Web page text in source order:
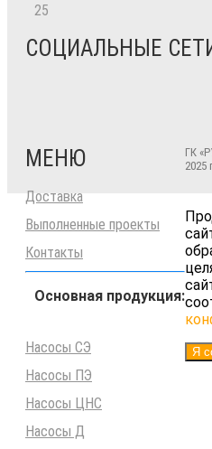
25
СОЦИАЛЬНЫЕ
МЕНЮ
Доставка
Выполненные проекты
Контакты
Основная продукция:
Насосы СЭ
Насосы ПЭ
Насосы ЦНС
Насосы Д
ГК
2025
Я